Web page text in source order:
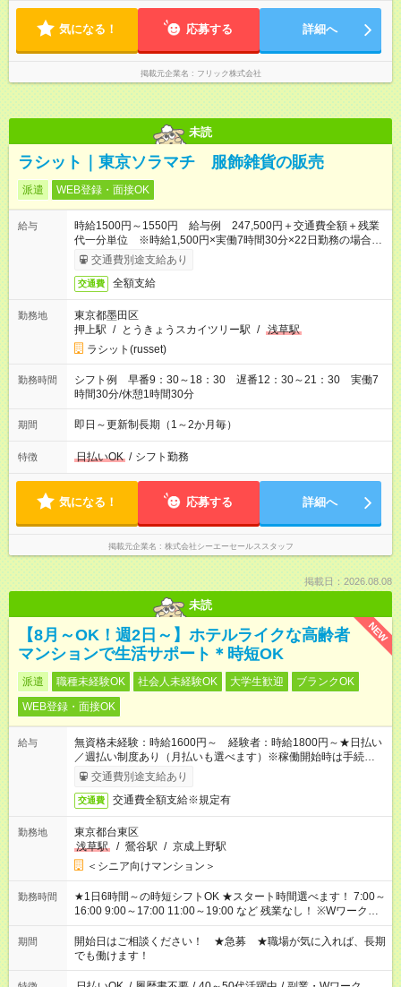
気になる！ 応募する 詳細へ
掲載元企業名 フリック株式会社
未読
ラシット｜東京ソラマチ 服飾雑貨の販売
派遣 WEB登録・面接OK
給与
時給1500円～1550円 給与例 247,500円＋交通費全額＋残業
代一分単位 ※時給1,500円×実働7時間30分×22日勤務の場合。
お時給は一例です。ご経験により異なります。
交通費別途支給あり
交通費 全額支給
勤務地
東京都墨田区
押上駅 / とうきょうスカイツリー駅 / 浅草駅
ラシット(russet)
勤務時間
シフト例 早番9：30～18：30 遅番12：30～21：30 実働7
時間30分/休憩1時間30分
期間 即日～更新制長期（1～2か月毎）
特徴 日払いOK / シフト勤務
気になる！ 応募する 詳細へ
掲載元企業名 株式会社シーエーセールススタッフ
掲載日：2026.08.08
未読
NEW
【8月～OK！週2日～】ホテルライクな高齢者
マンションで生活サポート＊時短OK
派遣 職種未経験OK 社会人未経験OK 大学生歓迎
ブランクOK
WEB登録・面接OK
給与
無資格未経験：時給1600円～ 経験者：時給1800円～★日払い
／週払い制度あり（月払いも選べます）※稼働開始時は手続き完
了次第のお支払いとなります。
交通費別途支給あり
交通費 交通費全額支給※規定有
勤務地
東京都台東区
浅草駅
/ 鶯谷駅 / 京成上野駅
＜シニア向けマンション＞
勤務時間
★1日6時間～の時短シフトOK ★スタート時間選べます！ 7:00～
16:00 9:00～17:00 11:00～19:00 など 残業なし！ ※Wワークの
場合、他のお仕事と合わせ週40時間超の就業はご案内できませ
ん ※法令に基づき、週20時間以上勤務は社会保険への加入対象
となります ※労働者派遣法（日雇い派遣の原則禁止）により、
短時間・短期間の就業はご案内が難しい場合があります
期間
開始日はご相談ください！ ★急募 ★職場が気に入れば、長期
でも働けます！